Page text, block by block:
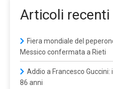
Articoli recenti
Fiera mondiale del
Messico confermata a Rieti
Addio a Francesco
86 anni